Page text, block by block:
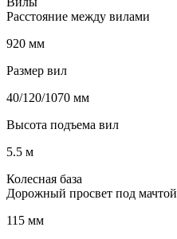
Расстояние между вилами
920 мм
Размер вил
40/120/1070 мм
Высота подъема вил
5.5 м
Колесная база
Дорожный просвет под мачтой
115 мм